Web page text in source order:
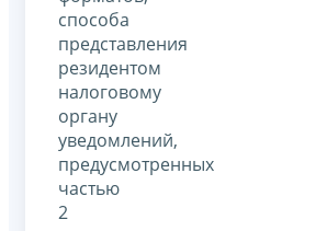
способа
представления
резидентом
налоговому
органу
уведомлений,
предусмотренных
частью
2